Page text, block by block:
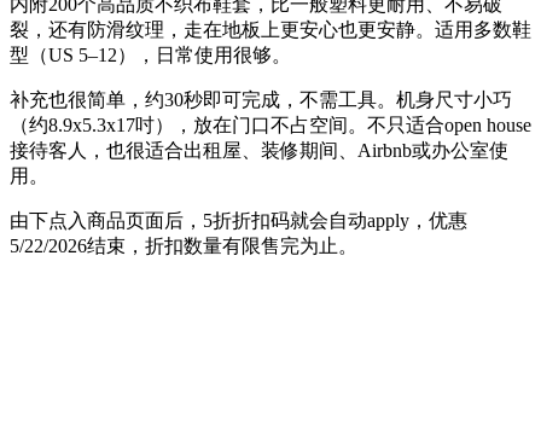
内附200个高品质不织布鞋套，比一般塑料更耐用、不易破
裂，还有防滑纹理，走在地板上更安心也更安静。适用多数鞋
型（US 5–12），日常使用很够。
补充也很简单，约30秒即可完成，不需工具。机身尺寸小巧
（约8.9x5.3x17吋），放在门口不占空间。不只适合open house
接待客人，也很适合出租屋、装修期间、Airbnb或办公室使
用。
由下点入商品页面后，5折折扣码就会自动apply，优惠
5/22/2026结束，折扣数量有限售完为止。